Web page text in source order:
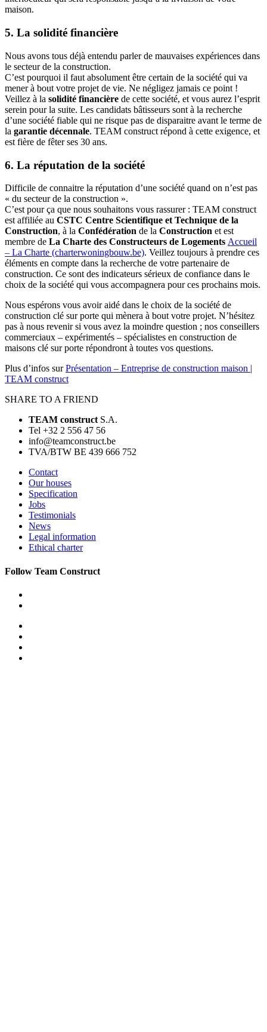
maison.
5. La solidité financière
Nous avons tous déjà entendu parler de mauvaises expériences dans
le secteur de la construction.
C’est pourquoi il faut absolument être certain de la société qui va
mener à bout votre projet de vie. Ne négligez jamais ce point !
Veillez à la solidité financière de cette société, et vous aurez l’esprit
serein pour la suite. Les candidats bâtisseurs sont à la recherche
d’une société fiable qui ne risque pas de disparaitre avant le terme de
la garantie décennale. TEAM construct répond à cette exigence, et
est fière de fêter ses 30 ans.
6. La réputation de la société
Difficile de connaitre la réputation d’une société quand on n’est pas
« du secteur de la construction ».
C’est pour ça que nous souhaitons vous rassurer : TEAM construct
est affiliée au CSTC Centre Scientifique et Technique de la
Construction, à la Confédération de la Construction et est
membre de La Charte des Constructeurs de Logements Accueil
– La Charte (charterwoningbouw.be). Veillez toujours à prendre ces
éléments en compte dans la recherche de votre partenaire de
construction. Ce sont des indicateurs sérieux de confiance dans le
choix de la société qui vous accompagnera pour ces prochains mois.
Nous espérons vous avoir aidé dans le choix de la société de
construction clé sur porte qui mènera à bout votre projet. N’hésitez
pas à nous revenir si vous avez la moindre question ; nos conseillers
commerciaux – expérimentés – spécialistes en construction de
maisons clé sur porte répondront à toutes vos questions.
Plus d’infos surPrésentation – Entreprise de construction maison |
TEAM construct
SHARE TO A FRIEND
TEAM construct S.A.
Tel +32 2 556 47 56
info@teamconstruct.be
TVA/BTW BE 439 666 752
Contact
Our houses
Specification
Jobs
Testimonials
News
Legal information
Ethical charter
Follow Team Construct